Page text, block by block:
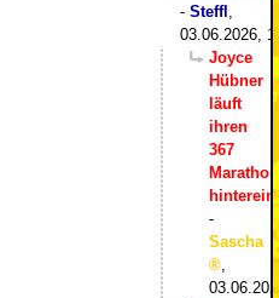
- Steffl
03.06.2026,
Joyce
Hübner
läuft
ihren
367
Marathon
-
Sascha